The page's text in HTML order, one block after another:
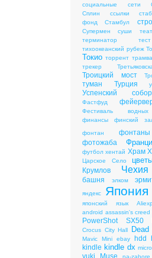
социальные сети
Сплин
ссылки
фонд
Стамбул
Супермен
суши
терминатор тест
тихоокеанский рубеж
Токио торрент
трекер
Троицкий мост
туман Турция
Успенский собор
Фастфуд
Фестиваль
финансы
финский
фонтан
фонтаны
фотожаба
футбол хентай Храм
Царское Cело
Крумлов
Чехия
башня
элком
яндекс
Япония
японский язык
android assassin's creed
PowerShot SX50
Crocus City Hall
Dead
Mavic Mini
ebay hdd
kindle kindle dx
yuki
Muse na-